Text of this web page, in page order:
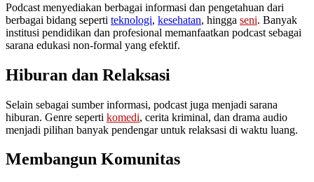
Podcast menyediakan berbagai informasi dan pengetahuan dari
berbagai bidang seperti teknologi, kesehatan, hingga seni. Banyak
institusi pendidikan dan profesional memanfaatkan podcast sebagai
sarana edukasi non-formal yang efektif.
Hiburan dan Relaksasi
Selain sebagai sumber informasi, podcast juga menjadi sarana
hiburan. Genre seperti komedi, cerita kriminal, dan drama audio
menjadi pilihan banyak pendengar untuk relaksasi di waktu luang.
Membangun Komunitas